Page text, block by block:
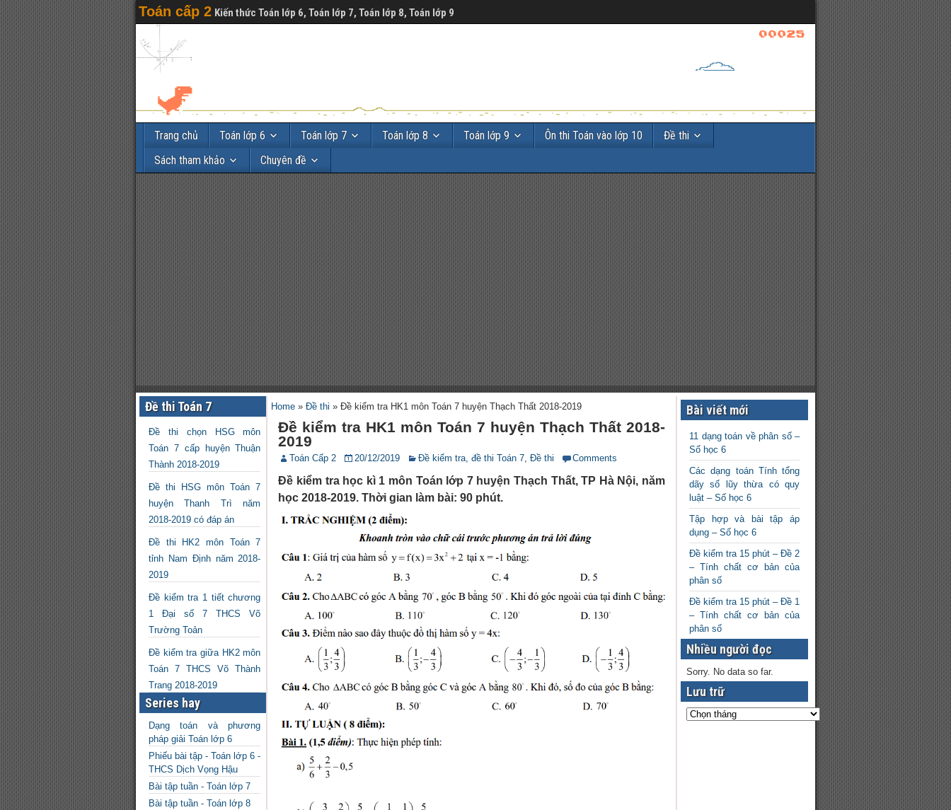
Toán cấp 2 Kiến thức Toán lớp 6, Toán lớp 7, Toán lớp 8, Toán lớp 9
Trang chủ Toán lớp 6 Toán lớp 7 Toán lớp 8 Toán lớp 9 Ôn thi Toán vào lớp 10
Đề thi
Sách tham khảo
Chuyên đề
Đề thi Toán 7
Đề thi chọn HSG môn
Toán 7 cấp huyện Thuận
Thành 2018-2019
Đề thi HSG môn Toán 7
huyện Thanh Trì năm
2018-2019 có đáp án
Đề thi HK2 môn Toán 7
tỉnh Nam Định năm 2018-
2019
Đề kiểm tra 1 tiết chương
1 Đại số 7 THCS Võ
Trường Toản
Đề kiểm tra giữa HK2 môn
Toán 7 THCS Võ Thành
Trang 2018-2019
Series hay
Dạng toán và phương
pháp giải Toán lớp 6
Phiếu bài tập - Toán lớp 6 -
THCS Dịch Vọng Hậu
Bài tập tuần - Toán lớp 7
Bài tập tuần - Toán lớp 8
Home »Đề thi »Đề kiểm tra HK1 môn Toán 7 huyện Thạch Thất 2018-2019
Đề kiểm tra HK1 môn Toán 7 huyện Thạch Thất 2018-
2019
Toán Cấp 2 20/12/2019 Đề kiểm tra, đề thi Toán 7,Đề thi Comments
Đề kiểm tra học kì 1 môn Toán lớp 7 huyện Thạch Thất, TP Hà Nội, năm
học 2018-2019. Thời gian làm bài: 90 phút.
Bài viết mới
11 dạng toán về phân số –
Số học 6
Các dạng toán Tính tổng
dãy số lũy thừa có quy
luật – Số học 6
Tập hợp và bài tập áp
dụng – Số học 6
Đề kiểm tra 15 phút – Đề 2
– Tính chất cơ bản của
phân số
Đề kiểm tra 15 phút – Đề 1
– Tính chất cơ bản của
phân số
Nhiều người đọc
Sorry. No data so far.
Lưu trữ